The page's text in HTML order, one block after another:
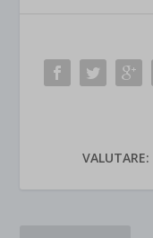
VALUTARE: